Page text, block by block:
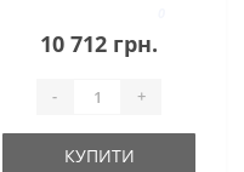
10 712 грн.
- +
КУПИТИ